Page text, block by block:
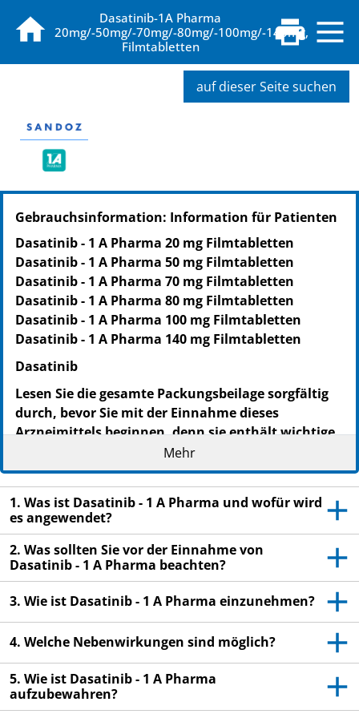
Dasatinib-1A Pharma
20mg/-50mg/-70mg/-80mg/-100mg/-140mg,
Filmtabletten
auf dieser Seite suchen
PZN: 16755396
PPN: 111675539664
Gebrauchsinformation: Information für Patienten
Dasatinib - 1 A Pharma 20 mg Filmtabletten
Dasatinib - 1 A Pharma 50 mg Filmtabletten
Dasatinib - 1 A Pharma 70 mg Filmtabletten
Dasatinib - 1 A Pharma 80 mg Filmtabletten
Dasatinib - 1 A Pharma 100 mg Filmtabletten
Dasatinib - 1 A Pharma 140 mg Filmtabletten
Dasatinib
Lesen Sie die gesamte Packungsbeilage sorgfältig
durch, bevor Sie mit der Einnahme dieses
Arzneimittels beginnen, denn sie enthält wichtige
Heben Sie die Packungsbeilage auf. Vielleicht
möchten Sie diese später nochmals lesen.
Wenn Sie weitere Fragen haben, wenden Sie sich
an Ihren Arzt oder Apotheker.
Dieses Arzneimittel wurde Ihnen persönlich
verschrieben. Geben Sie es nicht an Dritte weiter.
Es kann anderen Menschen schaden, auch wenn
diese die gleichen Beschwerden haben wie Sie.
Wenn Sie Nebenwirkungen bemerken, wenden Sie
sich an Ihren Arzt oder Apotheker. Dies gilt auch
für Nebenwirkungen, die nicht in dieser
Packungsbeilage angegeben sind. Siehe Abschnitt
Mehr
1. Was ist Dasatinib - 1 A Pharma und wofür wird
es angewendet?
2. Was sollten Sie vor der Einnahme von
Dasatinib - 1 A Pharma beachten?
3. Wie ist Dasatinib - 1 A Pharma einzunehmen?
4. Welche Nebenwirkungen sind möglich?
5. Wie ist Dasatinib - 1 A Pharma
aufzubewahren?